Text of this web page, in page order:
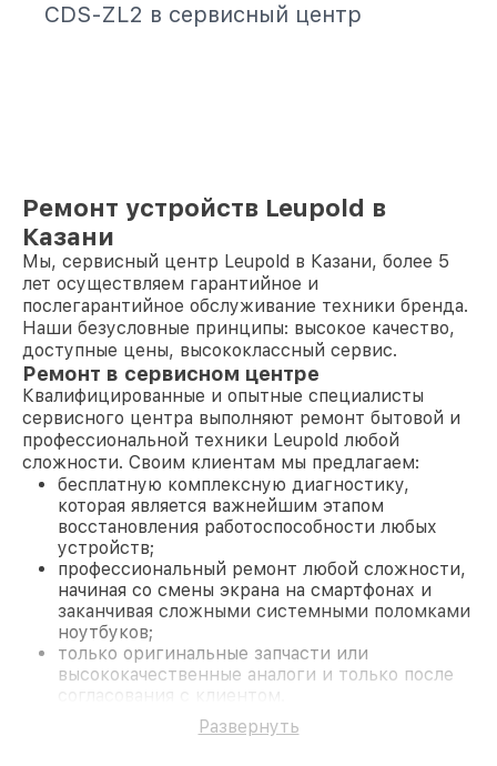
CDS-ZL2 в сервисный центр
Ремонт устройств Leupold в
Казани
Мы, сервисный центр Leupold в Казани, более 5
лет осуществляем гарантийное и
послегарантийное обслуживание техники бренда.
Наши безусловные принципы: высокое качество,
доступные цены, высококлассный сервис.
Ремонт в сервисном центре
Квалифицированные и опытные специалисты
сервисного центра выполняют ремонт бытовой и
профессиональной техники Leupold любой
сложности. Своим клиентам мы предлагаем:
бесплатную комплексную диагностику,
которая является важнейшим этапом
восстановления работоспособности любых
устройств;
профессиональный ремонт любой сложности,
начиная со смены экрана на смартфонах и
заканчивая сложными системными поломками
ноутбуков;
только оригинальные запчасти или
высококачественные аналоги и только после
согласования с клиентом.
На все работы и замененные комплектующие
предоставляется длительная гарантия. В случае
Развернуть